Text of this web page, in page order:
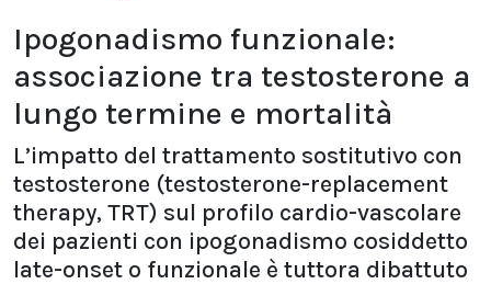
Ipogonadismo funzionale:
associazione tra testosterone a
lungo termine e mortalità
L’impatto del trattamento sostitutivo con
testosterone (testosterone-replacement
therapy, TRT) sul profilo cardio-vascolare
dei pazienti con ipogonadismo cosiddetto
late-onset o funzionale è tuttora dibattuto